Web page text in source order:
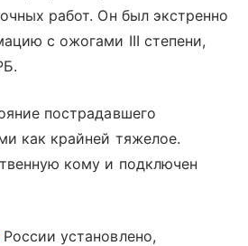
работ. Он был экстренно
с ожогами III степени,
пострадавшего
как крайней тяжелое.
кому и подключен
России установлено,